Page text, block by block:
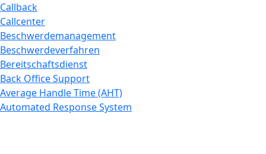
Callback
Callcenter
Beschwerdemanagement
Beschwerdeverfahren
Bereitschaftsdienst
Back Office Support
Average Handle Time (AHT)
Automated Response System